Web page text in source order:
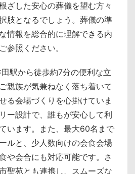
ざした安心の葬儀を望む方々
肢となるでしょう。葬儀の準
情報を総合的に理解できる内
参照ください。
駅から徒歩約7分の便利な立
親族が気兼ねなく落ち着いて
る会場づくりを心掛けていま
ー設計で、誰もが安心して利
います。また、最大60名まで
ルと、少人数向けの会食会場
や会合にも対応可能です。さ
聖苑とも連携し、スムーズな